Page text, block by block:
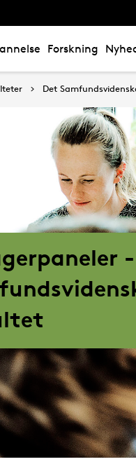
Forskning
Det